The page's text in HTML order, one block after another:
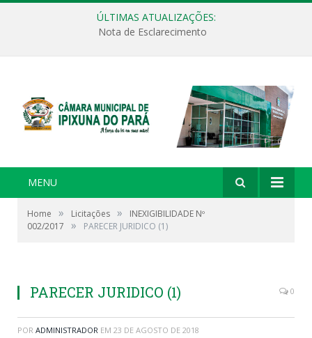
ÚLTIMAS ATUALIZAÇÕES:
Nota de Esclarecimento
MENU
Home » Licitações »
INEXIGIBILIDADE Nº
002/2017
» PARECER JURIDICO (1)
PARECER JURIDICO (1) 0
POR ADMINISTRADOR EM 23 DE AGOSTO DE 2018